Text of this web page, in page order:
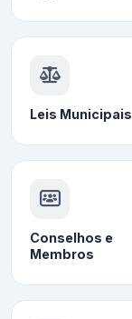
Leis Municipais
Conselhos e
Membros